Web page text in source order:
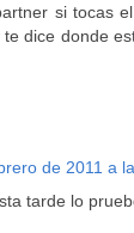
si tocas
dice donde
de 2011 a
tarde lo